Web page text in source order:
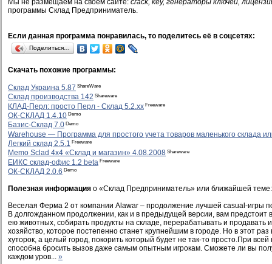
Мы не размещаем на своём сайте: crack, key, генераторы ключей,
программы Склад Предприниматель.
Если данная программа понравилась, то поделитесь её в соцсетях:
Поделиться…
Скачать похожие программы:
Склад Украина 5.87 ShareWare
Склад производства 142 Shareware
КЛАД-Перл: просто Перл - Склад 5.2.xx Freeware
ОК-СКЛАД 1.4.10 Demo
Базис-Склад 7.0 Demo
Warehouse — Программа для простого учета товаров маленького склада
Легкий склад 2.5.1 Freeware
Memo Sclad 4x4 «Склад и магазин» 4.08.2008 Shareware
ЕИКС склад-офис 1.2 beta Freeware
ОК-СКЛАД 2.0.6 Demo
Полезная информация о «Склад Предприниматель» или ближайшей теме:
Веселая Ферма 2 от компании Alawar – продолжение лучшей casual-игры
В долгожданном продолжении, как и в предыдущей версии, вам предстоит
ею животных, собирать продукты на складе, перерабатывать и продавать
хозяйство, которое постепенно станет крупнейшим в городе. Но в этот
хуторок, а целый город, покорить который будет не так-то просто.При
способна бросить вызов даже самым опытным игрокам. Сможете ли вы
каждом уров... »